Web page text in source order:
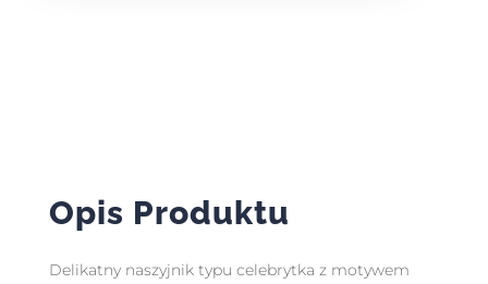
Opis Produktu
Delikatny naszyjnik typu celebrytka z motywem